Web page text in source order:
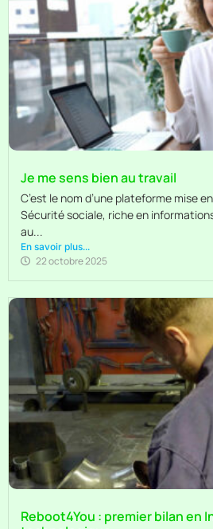
Je me sens bien au travail
C’est le nom d’une plateforme mise
Sécurité sociale, riche en
au...
En savoir plus...
22 octobre 2025
Reboot4You : premier bilan en